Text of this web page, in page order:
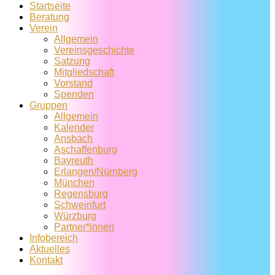
Startseite
Beratung
Verein
Allgemein
Vereins­geschichte
Satzung
Mitglied­schaft
Vorstand
Spenden
Gruppen
Allgemein
Kalender
Ansbach
Aschaffenburg
Bayreuth
Erlangen/Nürnberg
München
Regensburg
Schweinfurt
Würzburg
Partner*innen
Infobereich
Aktuelles
Kontakt